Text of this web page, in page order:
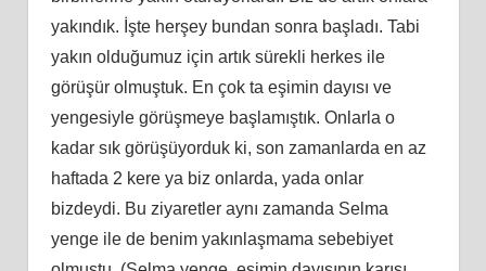
yakındık. İşte herşey bundan sonra başladı. Tabi
yakın olduğumuz için artık sürekli herkes ile
görüşür olmuştuk. En çok ta eşimin dayısı ve
yengesiyle görüşmeye başlamıştık. Onlarla o
kadar sık görüşüyorduk ki, son zamanlarda en az
haftada 2 kere ya biz onlarda, yada onlar
bizdeydi. Bu ziyaretler aynı zamanda Selma
yenge ile de benim yakınlaşmama sebebiyet